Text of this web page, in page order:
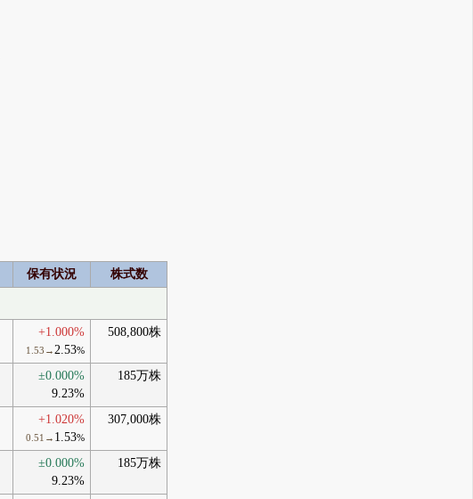
保有状況 株式数
+1.000%
1.53→2.53%
508,800株
±0.000%
9.23%
185万株
+1.020%
0.51→ 1.53%
307,000株
±0.000%
9.23%
185万株